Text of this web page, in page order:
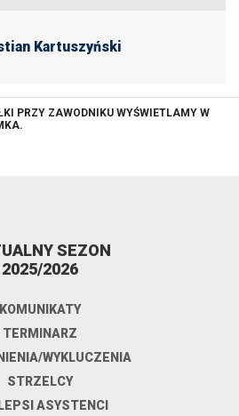
Kartuszyński
PRZY ZAWODNIKU WYŚWIETLAMY W
SEZON
2025/2026
KOMUNIKATY
TERMINARZ
WYKLUCZENIA
STRZELCY
ASYSTENCI